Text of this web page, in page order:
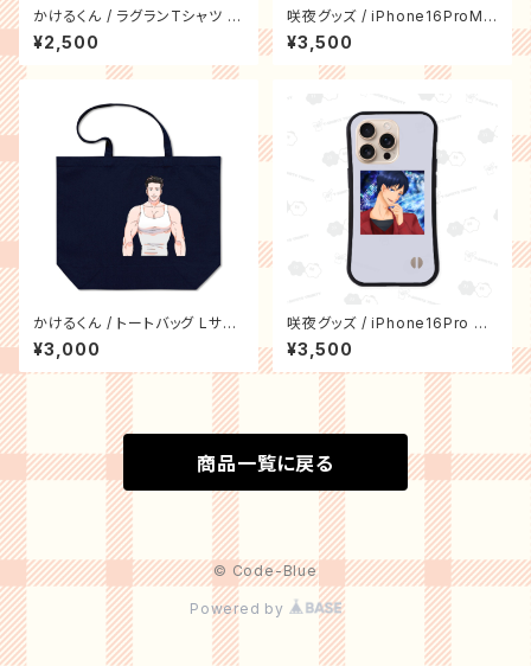
かけるくん / ラグランTシャツ (P
rintstar)
¥2,500
咲夜グッズ / iPhone16ProMa
xグリップケース
¥3,500
かけるくん / トートバッグ Lサイ
ズ
¥3,000
咲夜グッズ / iPhone16Pro グ
リップケース
¥3,500
商品一覧に戻る
© Code-Blue
Powered by